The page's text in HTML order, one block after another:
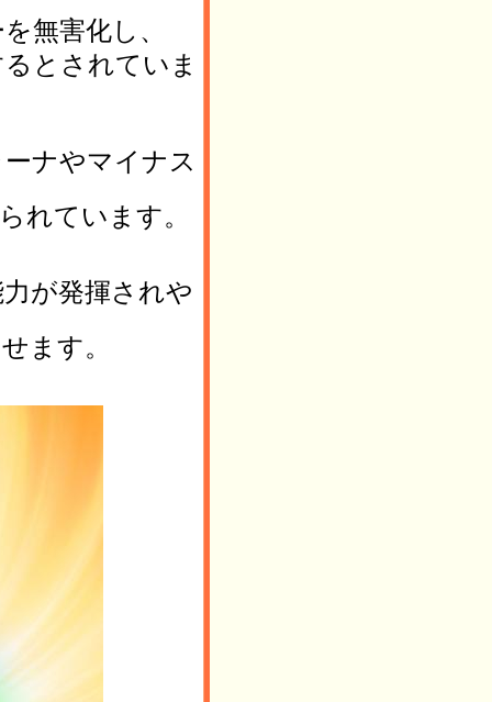
無害化し、
とされていま
ナやマイナス
れています。
が発揮されや
ます。